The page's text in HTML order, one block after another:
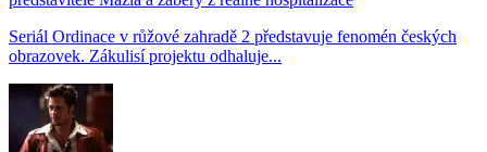
Seriál Ordinace v růžové zahradě 2 představuje fenomén českých
obrazovek. Zákulisí projektu odhaluje...